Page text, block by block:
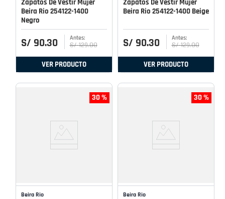
Zapatos De Vestir Mujer
Beira Rio 254122-1400
Negro
S/ 90.30 S/ 129.00
VER PRODUCTO
Zapatos De Vestir Mujer
Beira Rio 254122-1400 Beige
S/ 90.30 S/ 129.00
VER PRODUCTO
30 %
Beira Rio
30 %
Beira Rio